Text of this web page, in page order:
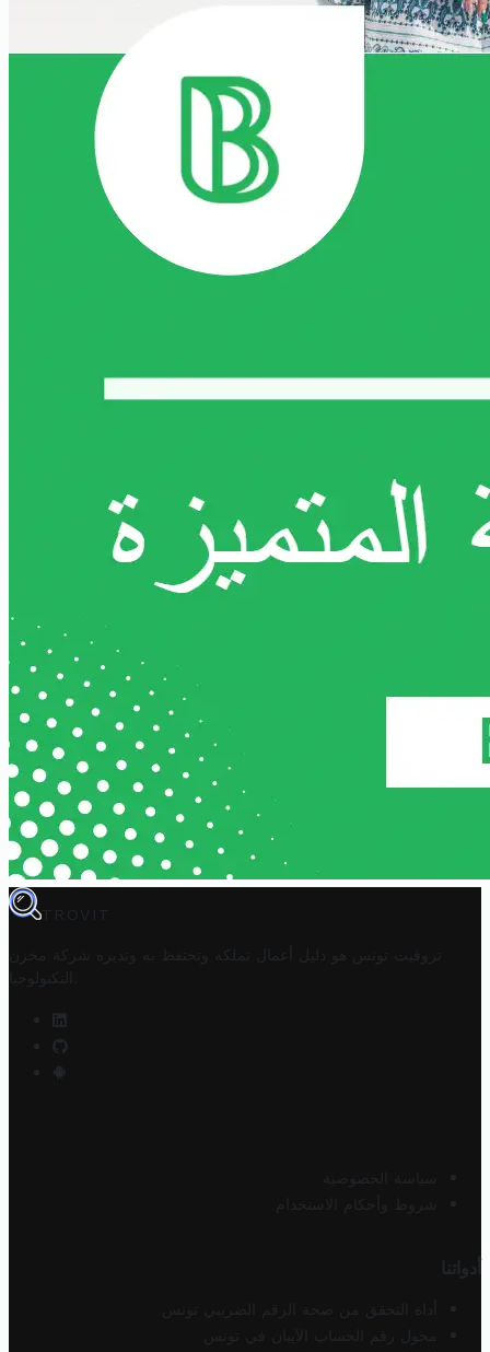
TROVIT
تروفيت تونس هو دليل أعمال تملكه وتحتفظ به وتديره
شركة مخزن
التكنولوجيا
سياسة الخصوصية
شروط وأحكام الاستخدام
أدواتنا
أداة التحقق من صحة الرقم الضريبي تونس
محول رقم الحساب الآيبان في تونس